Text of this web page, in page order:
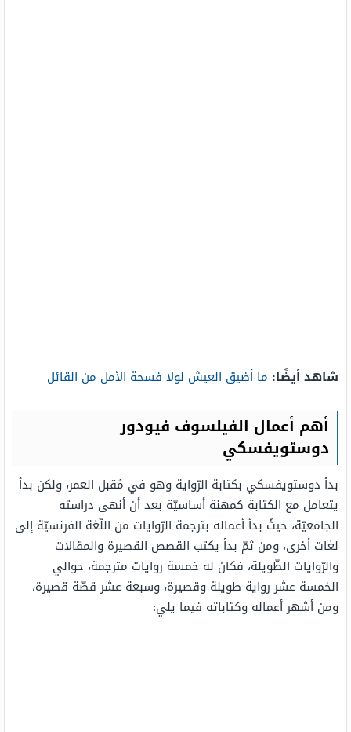
شاهد أيضًا: ما أضيق العيش لولا فسحة الأمل من القائل
أهم أعمال الفيلسوف فيودور
دوستويفسكي
بدأ دوستويفسكي بكتابة الرّواية وهو في مُقبل العمر، ولكن بدأ
يتعامل مع الكتابة كمهنة أساسيّة بعد أن أنهى دراسته
الجامعيّة، حيثُ بدأ أعماله بترجمة الرّوايات من اللّغة الفرنسيّة إلى
لغات أخرى، ومن ثمّ بدأ يكتب القصص القصيرة والمقالات
والرّوايات الطّويلة، فكان له خمسة روايات مترجمة، حوالي
الخمسة عشر رواية طويلة وقصيرة، وسبعة عشر قصّة قصيرة،
ومن أشهر أعماله وكتاباته فيما يلي: